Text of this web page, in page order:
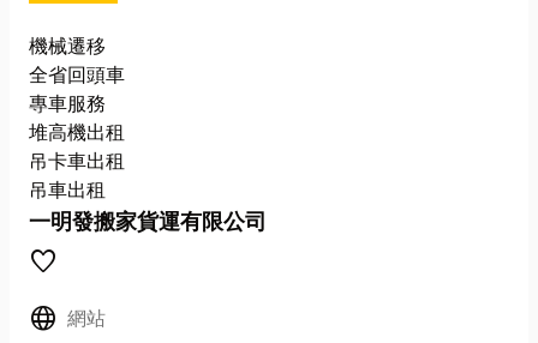
機械遷移
全省回頭車
專車服務
堆高機出租
吊卡車出租
吊車出租
一明發搬家貨運有限公司
favorite
Language 網站